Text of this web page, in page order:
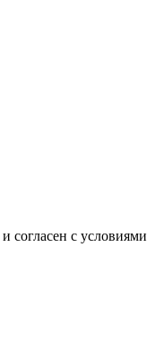
и согласен с условиями